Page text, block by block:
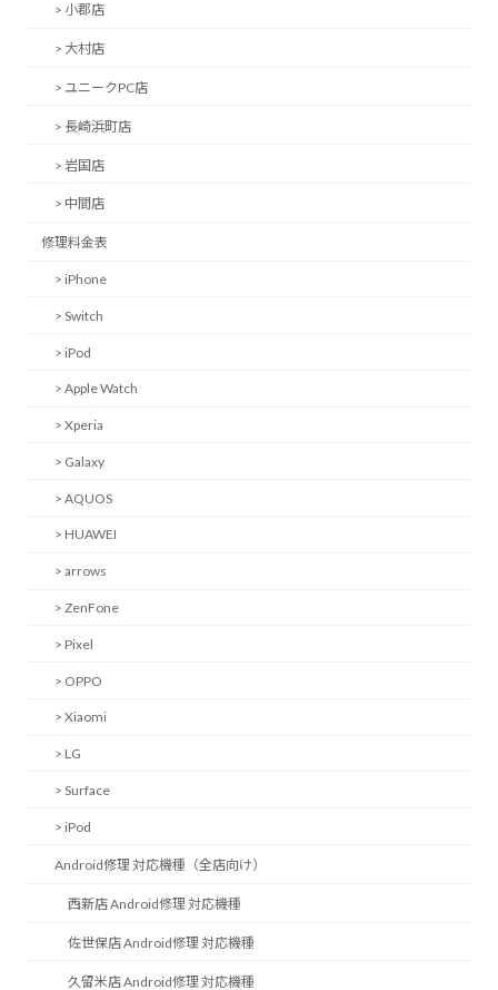
> 小郡店
> 大村店
> ユニークPC店
> 長崎浜町店
> 岩国店
> 中間店
修理料金表
> iPhone
> Switch
> iPod
> Apple Watch
> Xperia
> Galaxy
> AQUOS
> HUAWEI
> arrows
> ZenFone
> Pixel
> OPPO
> Xiaomi
> LG
> Surface
> iPod
Android修理 対応機種（全店向け）
西新店 Android修理 対応機種
佐世保店 Android修理 対応機種
久留米店 Android修理 対応機種